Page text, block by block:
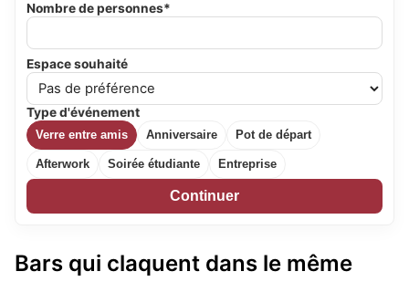
Nombre de personnes*
Espace souhaité
Type d'événement
Verre entre amis Anniversaire Pot de départ
Afterwork Soirée étudiante Entreprise
Continuer
Bars qui claquent dans le même